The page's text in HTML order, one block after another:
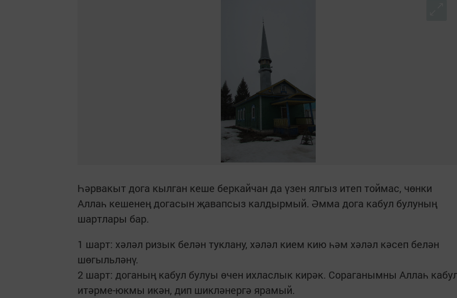
Һәрвакыт дога кылган кеше беркайчан да үзен ялгыз итеп тоймас, чөнки
Аллаһ кешенең догасын җавапсыз калдырмый. Әмма дога кабул булуның
шартлары бар.
1 шарт: хәләл ризык белән туклану, хәләл кием кию һәм хәләл кәсеп белән
шөгыльләнү.
2 шарт: доганың кабул булуы өчен ихласлык кирәк. Сораганымны Аллаһ
итәрме-юкмы икән, дип шикләнергә ярамый.